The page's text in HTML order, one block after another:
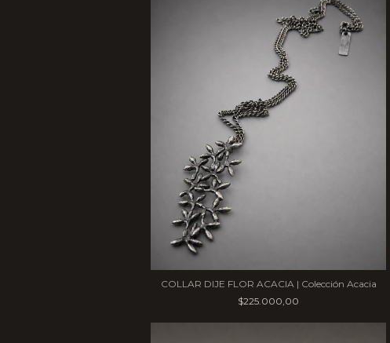
COLLAR DIJE FLOR ACACIA | Colección Acacia
$225.000,00